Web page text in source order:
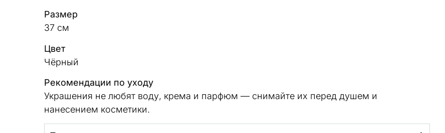
Размер
37 см
Цвет
Чёрный
Рекомендации по уходу
Украшения не любят воду, крема и парфюм — снимайте их перед душем и
нанесением косметики.